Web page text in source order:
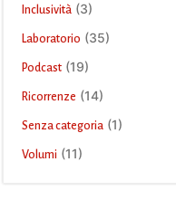
Inclusività (3)
Laboratorio (35)
Podcast (19)
Ricorrenze (14)
Senza categoria (1)
Volumi (11)